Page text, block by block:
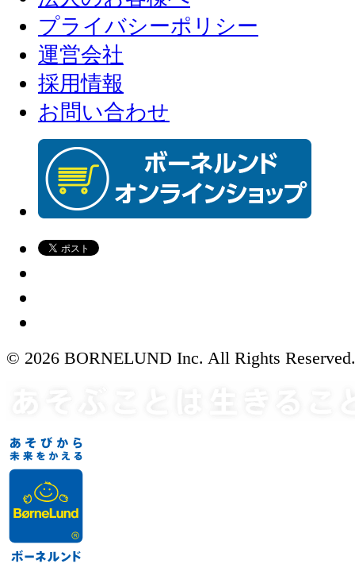
プライバシーポリシー
運営会社
採用情報
お問い合わせ
© 2026 BORNELUND Inc. All Rights Reserved.